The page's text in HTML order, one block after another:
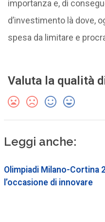
importanza e, di
d’investimento là dove,
spesa da limitare e
Valuta la qualità
Leggi anche:
Olimpiadi Milano-Cortina
l’occasione di innovare